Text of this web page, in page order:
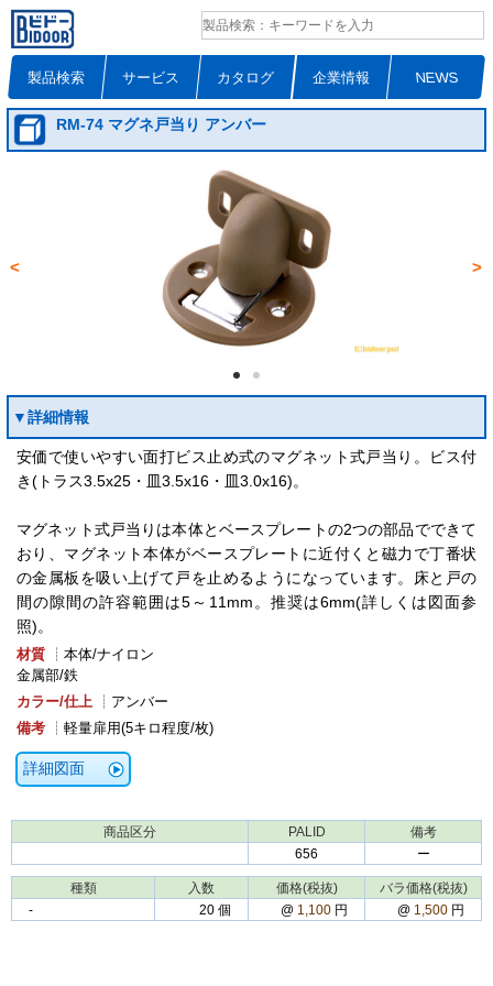
製品検索 サービス カタログ 企業情報 NEWS
RM-74 マグネ戸当り アンバー
< >
▼詳細情報
安価で使いやすい面打ビス止め式のマグネット式戸当り。ビス付
き(トラス3.5x25・皿3.5x16・皿3.0x16)。
マグネット式戸当りは本体とベースプレートの2つの部品でできて
おり、マグネット本体がベースプレートに近付くと磁力で丁番状
の金属板を吸い上げて戸を止めるようになっています。床と戸の
間の隙間の許容範囲は5～11mm。推奨は6mm(詳しくは図面参
照)。
材質
┊本体/ナイロン
金属部/鉄
カラー/仕上
┊アンバー
備考
┊軽量扉用(5キロ程度/枚)
詳細図面
商品区分 PALID
備考
656
ー
種類 入数 価格(税抜)
バラ価格(税抜)
‐
20 個 @ 1,100 円 @ 1,500 円